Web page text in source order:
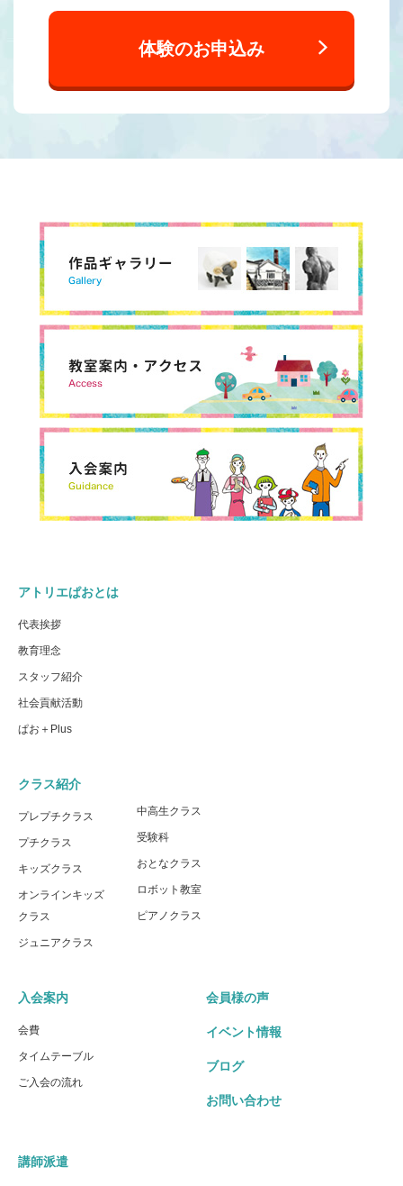
体験のお申込み
アトリエぱおとは
代表挨拶
教育理念
スタッフ紹介
社会貢献活動
ぱお＋Plus
クラス紹介
プレプチクラス
プチクラス
キッズクラス
オンラインキッズ
クラス
ジュニアクラス
中高生クラス
受験科
おとなクラス
ロボット教室
ピアノクラス
入会案内
会費
タイムテーブル
ご入会の流れ
会員様の声
イベント情報
ブログ
お問い合わせ
講師派遣